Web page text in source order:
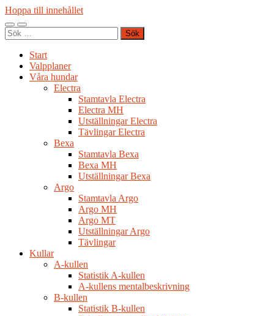
Hoppa till innehållet
Slå
på/av
Slå
på/av
Sök
efter:
Start
Valpplaner
Våra hundar
Electra
Stamtavla Electra
Electra MH
Utställningar Electra
Tävlingar Electra
Bexa
Stamtavla Bexa
Bexa MH
Utställningar Bexa
Argo
Stamtavla Argo
Argo MH
Argo MT
Utställningar Argo
Tävlingar
Kullar
A-kullen
Statistik A-kullen
A-kullens mentalbeskrivning
B-kullen
Statistik B-kullen